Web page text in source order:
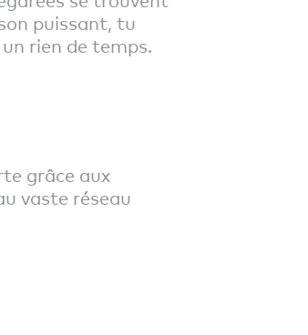
puissant, tu
rien de temps.
grâce aux
vaste réseau